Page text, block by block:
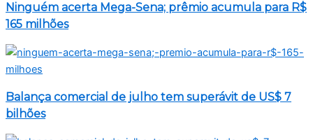
Ninguém acerta Mega-Sena; prêmio acumula para R$
165 milhões
Balança comercial de julho tem superávit de US$ 7
bilhões